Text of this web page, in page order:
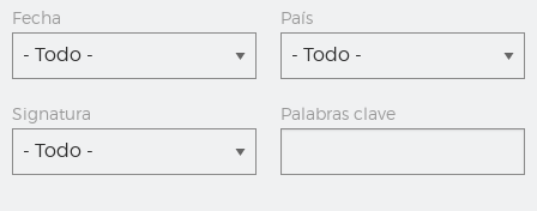
Fecha
- Todo -
País
- Todo -
Signatura
- Todo -
Palabras clave